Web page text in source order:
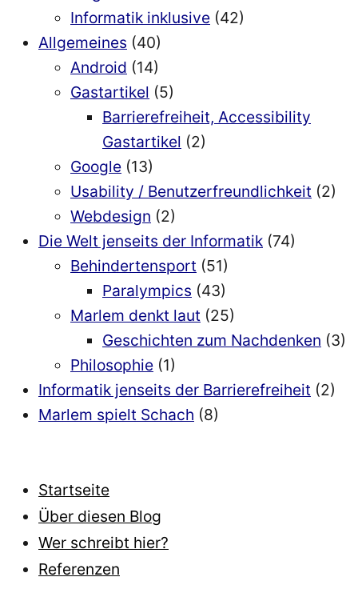
Informatik inklusive (42)
Allgemeines (40)
Android (14)
Gastartikel (5)
Barrierefreiheit, Accessibility
Gastartikel (2)
Google (13)
Usability / Benutzerfreundlichkeit (2)
Webdesign (2)
Die Welt jenseits der Informatik (74)
Behindertensport (51)
Paralympics (43)
Marlem denkt laut (25)
Geschichten zum Nachdenken (3)
Philosophie (1)
Informatik jenseits der Barrierefreiheit (2)
Marlem spielt Schach (8)
Startseite
Über diesen Blog
Wer schreibt hier?
Referenzen